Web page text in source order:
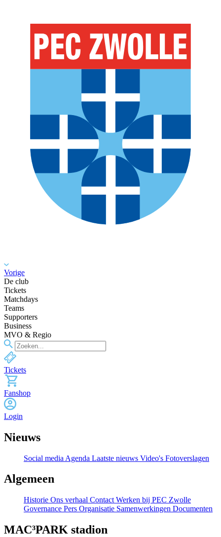
Vorige
De club
Tickets
Matchdays
Teams
Supporters
Business
MVO & Regio
Tickets
Fanshop
Login
Nieuws
Social media Agenda Laatste nieuws Video's Fotoverslagen
Algemeen
Historie Ons verhaal Contact Werken bij PEC Zwolle
Governance Pers Organisatie Samenwerkingen Documenten
MAC³PARK stadion